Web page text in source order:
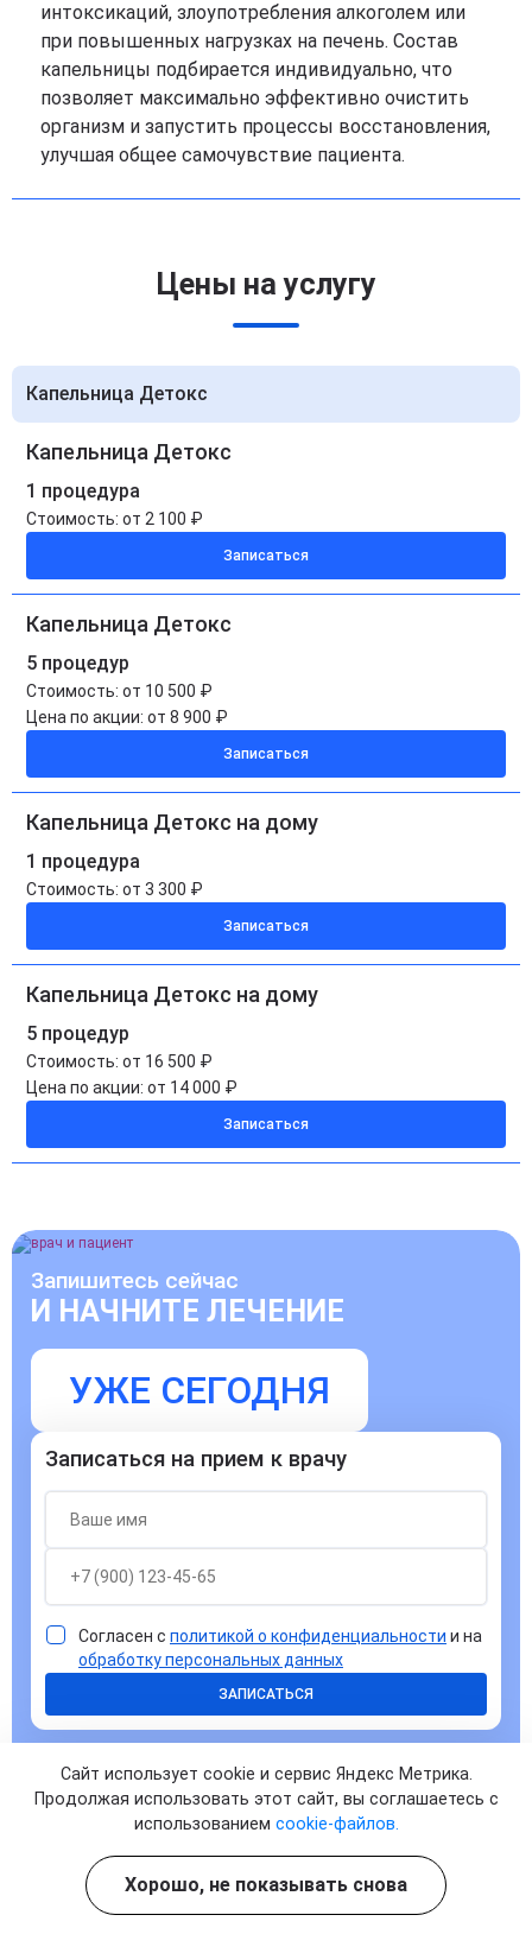
интоксикаций, злоупотребления алкоголем или
при повышенных нагрузках на печень. Состав
капельницы подбирается индивидуально, что
позволяет максимально эффективно очистить
организм и запустить процессы восстановления,
улучшая общее самочувствие пациента.
Цены на услугу
Капельница Детокс
Капельница Детокс
1 процедура
Стоимость: от 2 100 ₽
Записаться
Капельница Детокс
5 процедур
Стоимость: от 10 500 ₽
Цена по акции: от 8 900 ₽
Записаться
Капельница Детокс на дому
1 процедура
Стоимость: от 3 300 ₽
Записаться
Капельница Детокс на дому
5 процедур
Стоимость: от 16 500 ₽
Цена по акции: от 14 000 ₽
Записаться
Запишитесь сейчас
И НАЧНИТЕ ЛЕЧЕНИЕ
УЖЕ СЕГОДНЯ
Записаться на прием к врачу
Согласен с политикой о конфиденциальности и на
обработку персональных данных
ЗАПИСАТЬСЯ
Ответы на часто задаваемые
вопросы
Сайт использует cookie и сервис Яндекс Метрика.
Продолжая использовать этот сайт, вы соглашаетесь с
использованием cookie-файлов.
Хорошо, не показывать снова